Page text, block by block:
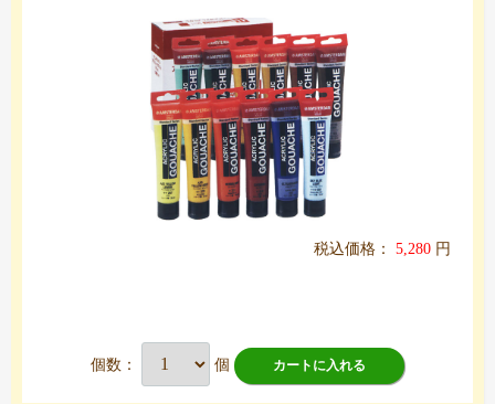
税込価格： 5,280 円
個数： 個 カートに入れる